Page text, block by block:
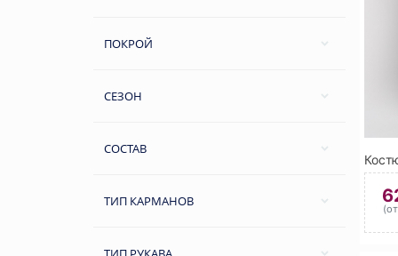
ПОКРОЙ
СЕЗОН
СОСТАВ
ТИП КАРМАНОВ